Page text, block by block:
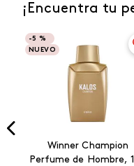
¡Encuentra tu
-5 %
NUEVO
Winner Champion
Perfume de Hombre,